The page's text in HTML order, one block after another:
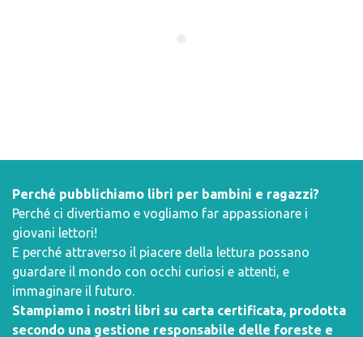
Perché pubblichiamo libri per bambini e ragazzi?
Perché ci divertiamo e vogliamo far appassionare i
giovani lettori!
E perché attraverso il piacere della lettura possano
guardare il mondo con occhi curiosi e attenti, e
immaginare il futuro.
Stampiamo i nostri libri su carta certificata, prodotta
secondo una gestione responsabile delle foreste e